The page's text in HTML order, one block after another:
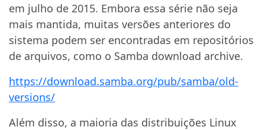
em julho de 2015. Embora essa série não seja
mais mantida, muitas versões anteriores do
sistema podem ser encontradas em repositórios
de arquivos, como o Samba download archive.
https://download.samba.org/pub/samba/old-
versions/
Além disso, a maioria das distribuições Linux